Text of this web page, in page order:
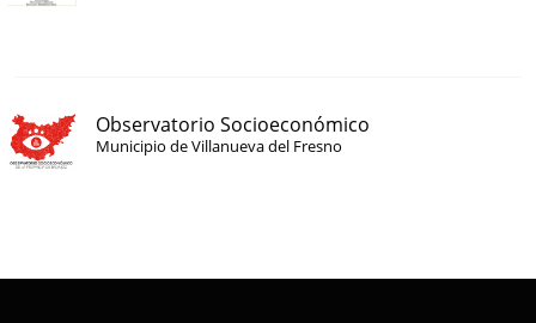
Observatorio Socioeconómico
Municipio de Villanueva del Fresno